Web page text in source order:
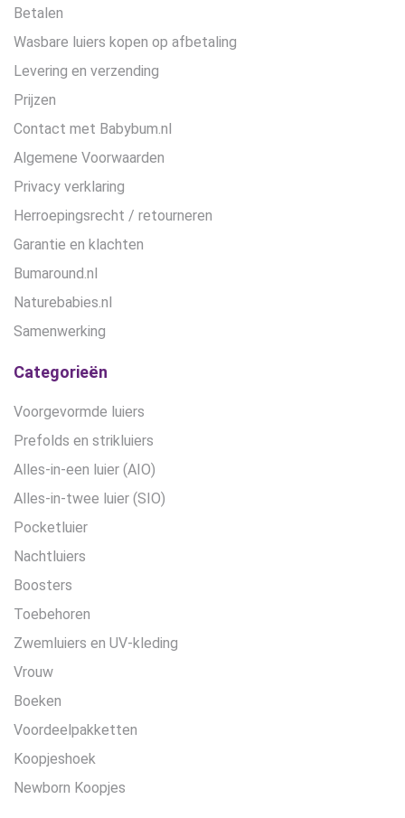
Betalen
Wasbare luiers kopen op afbetaling
Levering en verzending
Prijzen
Contact met Babybum.nl
Algemene Voorwaarden
Privacy verklaring
Herroepingsrecht / retourneren
Garantie en klachten
Bumaround.nl
Naturebabies.nl
Samenwerking
Categorieën
Voorgevormde luiers
Prefolds en strikluiers
Alles-in-een luier (AIO)
Alles-in-twee luier (SIO)
Pocketluier
Nachtluiers
Boosters
Toebehoren
Zwemluiers en UV-kleding
Vrouw
Boeken
Voordeelpakketten
Koopjeshoek
Newborn Koopjes